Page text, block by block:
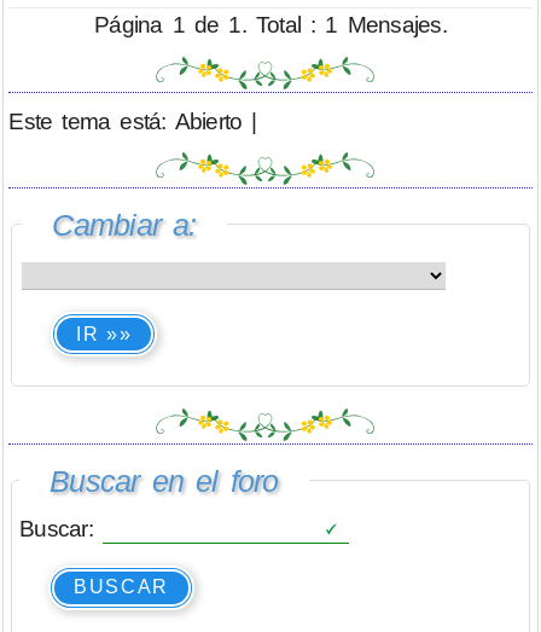
Página 1 de 1. Total : 1 Mensajes.
Este tema está: Abierto |
Cambiar a:
IR »»
Buscar en el foro
Buscar:
BUSCAR